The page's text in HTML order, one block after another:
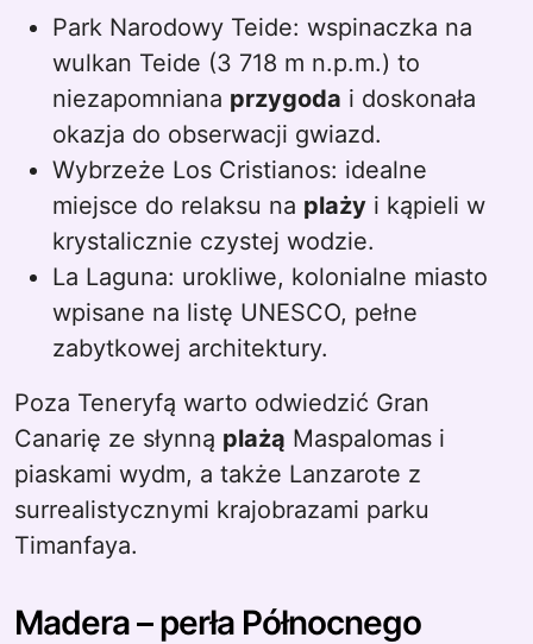
Park Narodowy Teide: wspinaczka na
wulkan Teide (3 718 m n.p.m.) to
niezapomniana przygoda i doskonała
okazja do obserwacji gwiazd.
Wybrzeże Los Cristianos: idealne
miejsce do relaksu na plaży i kąpieli w
krystalicznie czystej wodzie.
La Laguna: urokliwe, kolonialne miasto
wpisane na listę UNESCO, pełne
zabytkowej architektury.
Poza Teneryfą warto odwiedzić Gran
Canarię ze słynną plażą Maspalomas i
piaskami wydm, a także Lanzarote z
surrealistycznymi krajobrazami parku
Timanfaya.
Madera – perła Północnego